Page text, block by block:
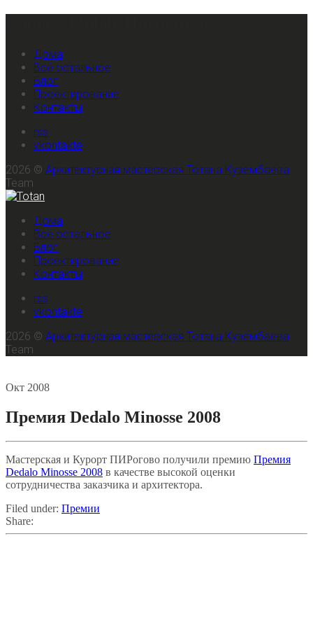
Дома
Всё остальное
Блог
Проектирование
Контакты
rss
vkontakte
2026 © Архитектурная мастерская Тотана Кузембаева
Team
Дома
Всё остальное
Блог
Проектирование
Контакты
rss
vkontakte
2026 © Архитектурная мастерская Тотана Кузембаева
Team
Окт 2008
Премия Dedalo Minosse 2008
Мастерская и Курорт ПИРогово получили премию Премия
Dedalo Minosse 2008 в качестве высокой оценки
сотрудничества заказчика и архитектора.
Filed under: Премии
Share: